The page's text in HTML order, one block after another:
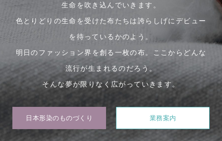
生命を吹き込んでいきます。
色とりどりの生命を受けた布たちは誇らしげにデビュー
を待っているかのよう。
明日のファッション界を創る一枚の布。ここからどんな
流行が生まれるのだろう。
そんな夢が限りなく広がっていきます。
日本形染のものづくり 業務案内